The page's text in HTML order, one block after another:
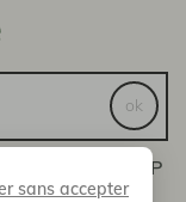
sans accepter
de la SCOP
ok